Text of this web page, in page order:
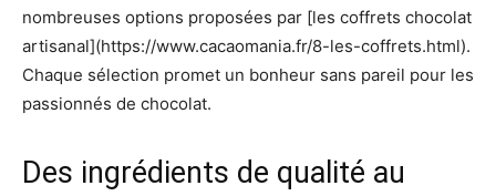
nombreuses options proposées par [les coffrets chocolat
artisanal](https://www.cacaomania.fr/8-les-coffrets.html).
Chaque sélection promet un bonheur sans pareil pour les
passionnés de chocolat.
Des ingrédients de qualité au